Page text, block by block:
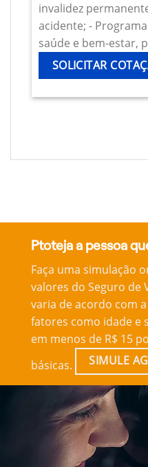
invalidez
acidente; -
saúde e bem-estar,
SOLICITAR
Ptoteja a pessoa
Faça uma simulação
valores do Seguro de
varia de acordo com
fatores como idade e
em menos de R$ 15
básicas.
SIMULE